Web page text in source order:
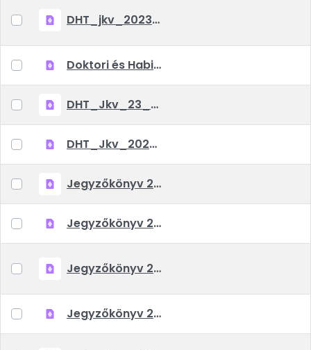
DHT_jkv_2023_07_06.pdf
Doktori és Habilitációs Tanács 2023. június 6-i határozata.pdf
DHT_Jkv_23_04_12.pdf
DHT_Jkv_2023_03_02.pdf
Jegyzőkönyv 2022.03.03.pdf
Jegyzőkönyv 2021.07.07.pdf
Jegyzőkönyv 2021.06.03.pdf
Jegyzőkönyv 2021.04.29.pdf